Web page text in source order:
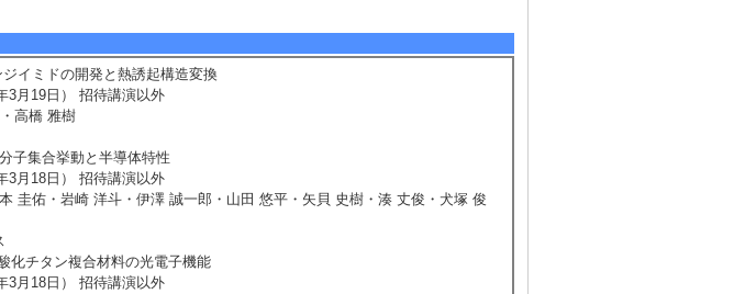
イミドの開発と熱誘起構造変換
3月19日） 招待講演以外
高橋 雅樹
子集合挙動と半導体特性
3月18日） 招待講演以外
圭佑・岩崎 洋斗・伊澤 誠一郎・山田 悠平・矢貝 史樹・湊 丈俊・犬塚 俊
化チタン複合材料の光電子機能
3月18日） 招待講演以外